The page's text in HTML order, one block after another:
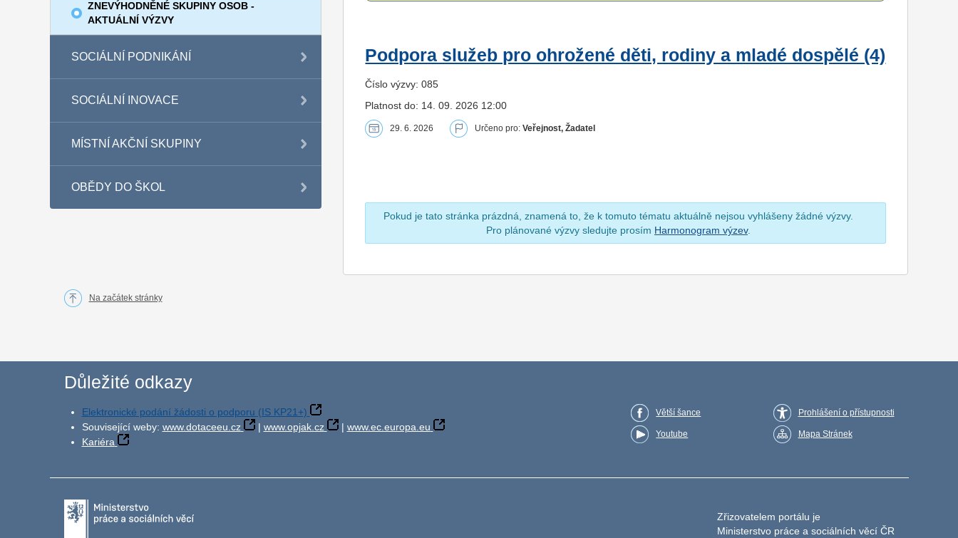
ZNEVÝHODNĚNÉ SKUPINY OSOB -
AKTUÁLNÍ VÝZVY
SOCIÁLNÍ PODNIKÁNÍ
SOCIÁLNÍ INOVACE
MÍSTNÍ AKČNÍ SKUPINY
OBĚDY DO ŠKOL
Podpora služeb pro ohrožené děti, rodiny a mladé dospělé (4)
Číslo výzvy: 085
Platnost do: 14. 09. 2026 12:00
29. 6. 2026 Určeno pro:Veřejnost, Žadatel
Pokud je tato stránka prázdná, znamená to, že k tomuto tématu aktuálně nejsou vyhlášeny žádné výzvy.
Pro plánované výzvy sledujte prosím Harmonogram výzev.
Na začátek stránky
Důležité odkazy
Elektronické podání žádosti o podporu (IS KP21+)
Související weby: www.dotaceeu.cz | www.opjak.cz | www.ec.europa.eu
Kariéra
Větší šance
Youtube
Prohlášení o přístupnosti
Mapa Stránek
Zřizovatelem portálu je
Ministerstvo práce a sociálních věcí ČR